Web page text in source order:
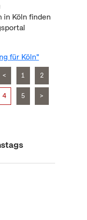
Köln finden
für Köln"
< 1 2
4 5 >